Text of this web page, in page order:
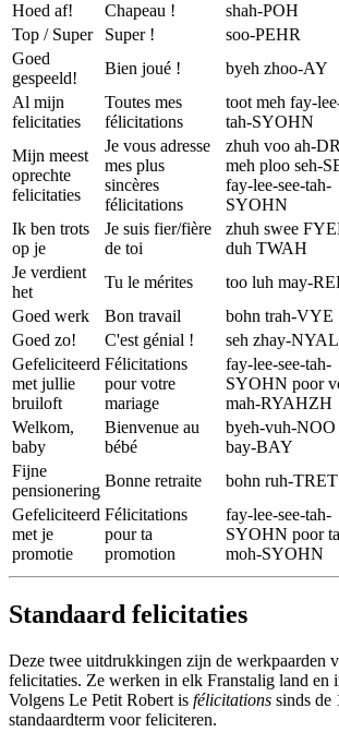
Hoed af! Chapeau ! shah-POH
Top / Super
Super ! soo-PEHR
Goed
gespeeld!
Bien joué ! byeh zhoo-AY
Al mijn
felicitaties
Toutes mes
félicitations
toot meh fay-
tah-SYOHN
Mijn meest
oprechte
felicitaties
Je vous adresse
mes plus
sincères
félicitations
zhuh voo ah-
meh ploo seh-
fay-lee-see-tah-
SYOHN
Ik ben trots
op je
Je suis fier/fière
de toi
zhuh swee
duh TWAH
Je verdient
het
Tu le mérites too luh may-
Goed werk
Bon travail bohn trah-VYE
Goed zo!
C'est génial ! seh zhay-NYAL
Gefeliciteerd
met jullie
bruiloft
Félicitations
pour votre
mariage
fay-lee-see-tah-
SYOHN poor
mah-RYAHZH
Welkom,
baby
Bienvenue au
bébé
byeh-vuh-NOO
bay-BAY
Fijne
pensionering
Bonne retraite bohn ruh-TRET
Gefeliciteerd
met je
promotie
Félicitations
pour ta
promotion
fay-lee-see-tah-
SYOHN poor
moh-SYOHN
Standaard felicitaties
Deze twee uitdrukkingen zijn de werkpaarden
felicitaties. Ze werken in elk Franstalig land en
Volgens Le Petit Robert is félicitations sinds de
standaardterm voor feliciteren.